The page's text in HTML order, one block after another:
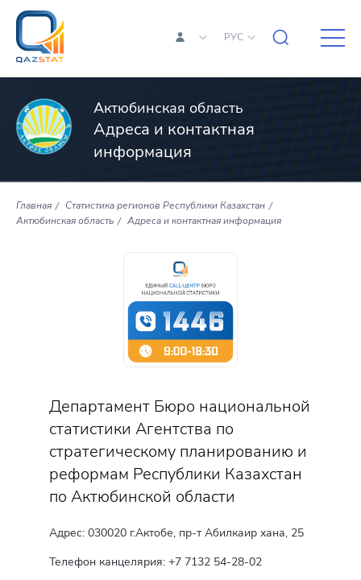
РУС
Актюбинская область
Адреса и контактная
информация
Главная
Статистика регионов Республики Казахстан
Актюбинская область
Адреса и контактная информация
Департамент Бюро национальной
статистики Агентства по
стратегическому планированию и
реформам Республики Казахстан
по Актюбинской области
Адрес: 030020 г.Актобе, пр-т Абилкаир хана, 25
Телефон канцелярия: +7 7132 54-28-02